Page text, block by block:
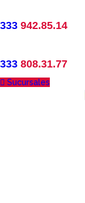
333 942.85.14
333 808.31.77
Sucursales